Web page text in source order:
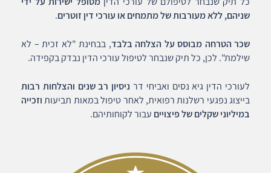
שניהם, ללא מעורבות של מתמחים או עורכי דין זוטרים.
שכר הטרחה מבוסס על הצלחה בלבד, בבחינת "לא זכית – לא
שילמת". לכן, כל תיק שנבחר לטיפול עורכי הדין נבדק בקפידה.
לעורכי הדין גיא נסים ואביחי דר ניסיון רב שנים והצלחות רבות
בייצוג נפגעי רשלנות רפואית, לאחר טיפול במאות תביעותוזכייה
במיליוני שקלים של פיצויים עבור לקוחותיהם.